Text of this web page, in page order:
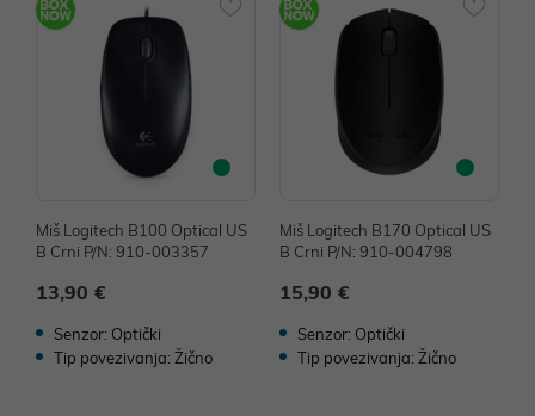
Miš Logitech B100 Optical US
B Crni P/N: 910-003357
13,90 €
Senzor: Optički
Tip povezivanja: Žično
Miš Logitech B170 Optical US
B Crni P/N: 910-004798
15,90 €
Senzor: Optički
Tip povezivanja: Žično